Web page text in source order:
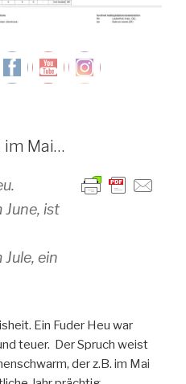
im Mai…
June, ist
ein
Ein Fuder Heu war
teuer. Der Spruch weist
der z.B. im Mai